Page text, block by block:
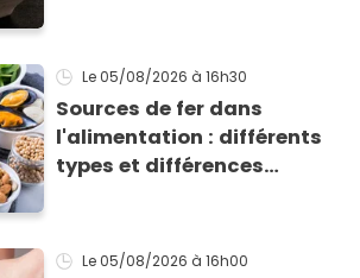
Le 05/08/2026 à 16h30
Sources de fer dans
l'alimentation : différents
types et différences
Le 05/08/2026 à 16h00